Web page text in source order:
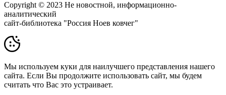
Copyright © 2023 Не новостной, информационно-
аналитический
сайт-библиотека "Россия Ноев ковчег"
Мы используем куки для наилучшего представления нашего
сайта. Если Вы продолжите использовать сайт, мы будем
считать что Вас это устраивает.